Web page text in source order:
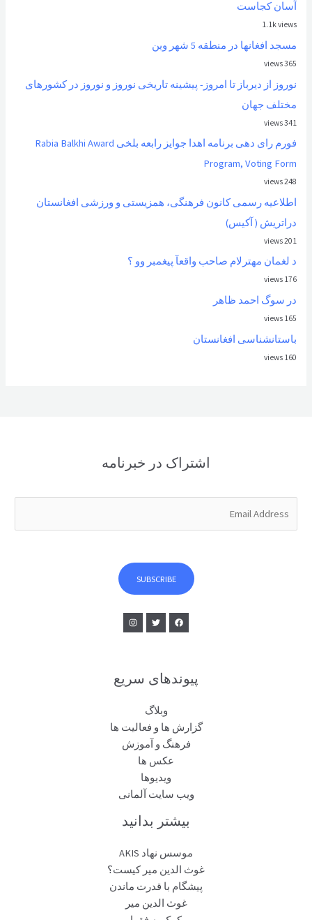
آسان کجاست
1.1k views
مسجد افغانها در منطقه 5 شهر وین
365 views
نوروز از ديرباز تا امروز- پیشینه تاریخی نوروز و نوروز در کشورهای
مختلف جهان
341 views
فورم رای دهی برنامه اهدا جوایز رابعه بلخی Rabia Balkhi Award
Program, Voting Form
248 views
اطلاعیه رسمی کانون فرهنگی، همزیستی و ورزشی افغانستان
دراتریش ( آکیس)
201 views
د لغمان مهترلام صاحب واقعآ پیغمبر وو ؟
176 views
در سوگ احمد ظاهر
165 views
باستانشناسی افغانستان
160 views
اشتراک در خبرنامه
SUBSCRIBE
پیوندهای سریع
وبلاگ
گزارش ها و فعالیت ها
فرهنگ و آموزش
عکس ها
ویدیوها
ویب سایت آلمانی
بیشتر بدانید
موسس نهاد AKIS
غوث الدین میر کیست؟
پیشگام با قدرت ماندن
غوث الدین میر